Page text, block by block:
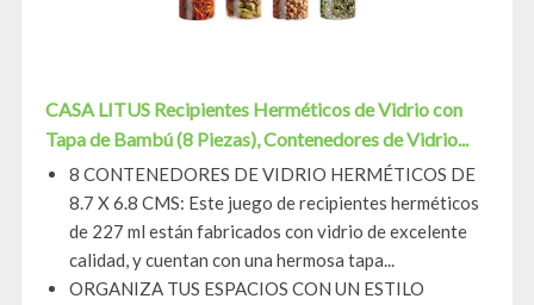
CASA LITUS Recipientes Herméticos de Vidrio con
Tapa de Bambú (8 Piezas), Contenedores de Vidrio...
8 CONTENEDORES DE VIDRIO HERMÉTICOS DE
8.7 X 6.8 CMS: Este juego de recipientes herméticos
de 227 ml están fabricados con vidrio de excelente
calidad, y cuentan con una hermosa tapa...
ORGANIZA TUS ESPACIOS CON UN ESTILO